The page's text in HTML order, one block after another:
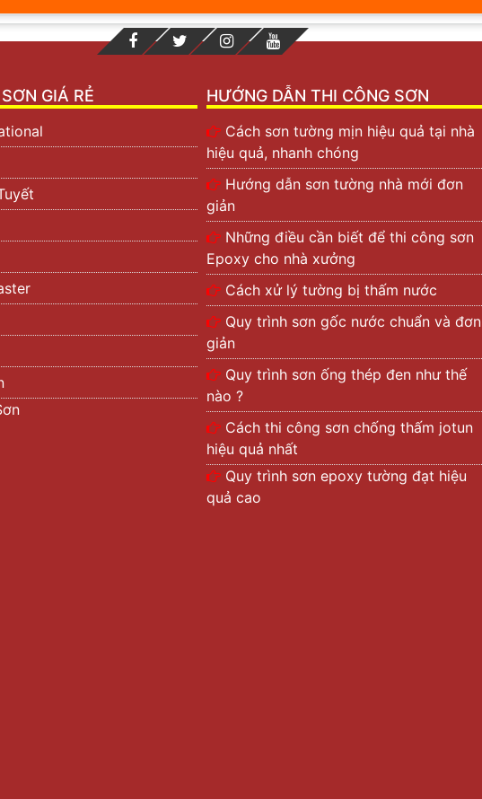
GIÁ RẺ HƯỚNG DẪN THI CÔNG SƠN
Cách sơn tường mịn hiệu quả tại nhà
hiệu quả, nhanh chóng
Hướng dẫn sơn tường nhà mới đơn
giản
Những điều cần biết để thi công sơn
Epoxy cho nhà xưởng
Cách xử lý tường bị thấm nước
Quy trình sơn gốc nước chuẩn và đơn
giản
Quy trình sơn ống thép đen như thế
nào ?
Cách thi công sơn chống thấm jotun
hiệu quả nhất
Quy trình sơn epoxy tường đạt hiệu
quả cao